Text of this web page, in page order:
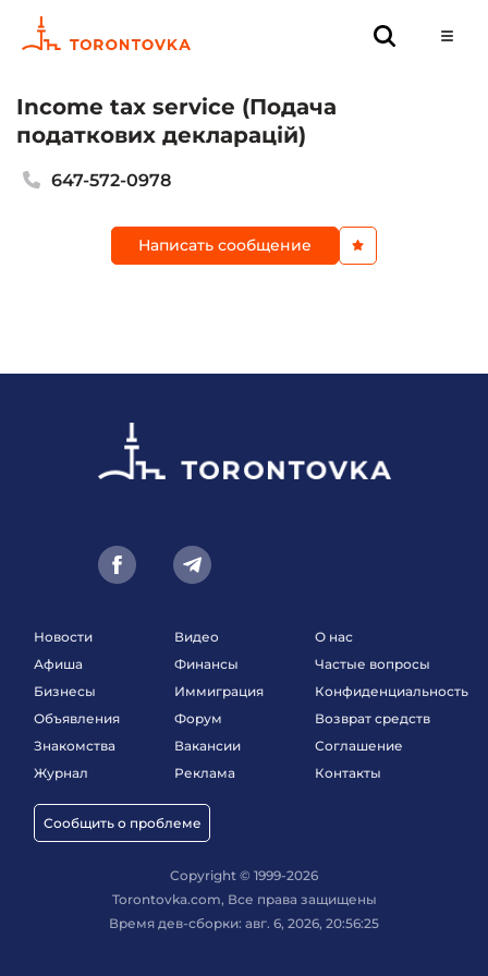
Income tax service (Подача
податкових декларацій)
647-572-0978
Написать сообщение
Новости
Афиша
Бизнесы
Объявления
Знакомства
Журнал
Сообщить о проблеме
Видео
Финансы
Иммиграция
Форум
Вакансии
Реклама
О нас
Частые вопросы
Конфиденциальность
Возврат средств
Соглашение
Контакты
Copyright © 1999-2026
Torontovka.com, Все права защищены
Время дев-сборки: авг. 6, 2026, 20:56:25